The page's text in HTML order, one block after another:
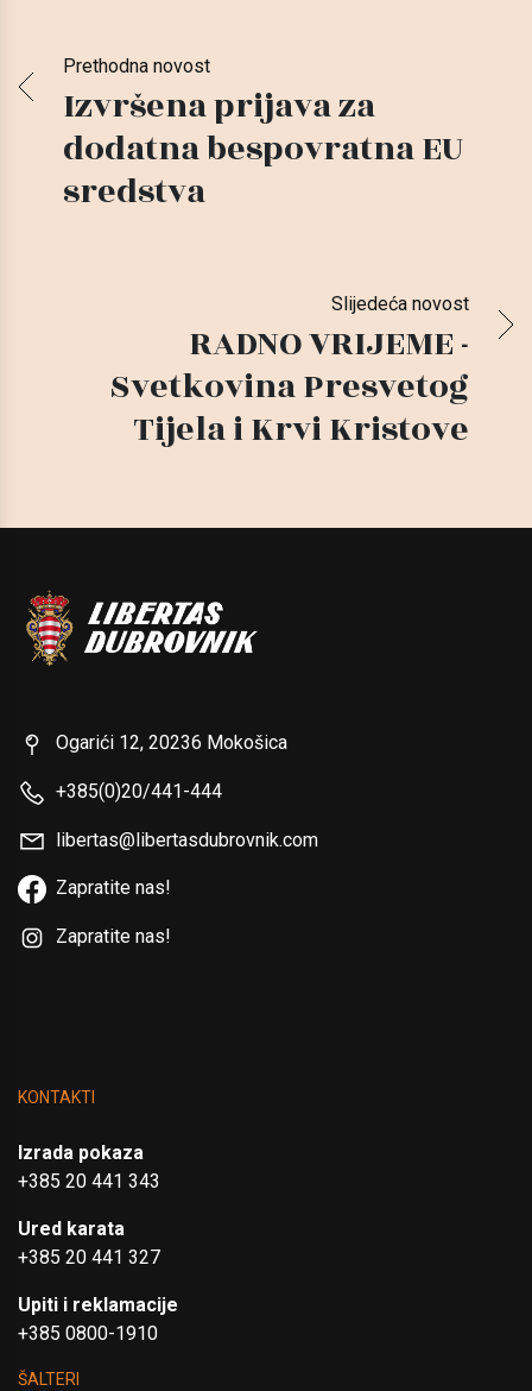
Prethodna novost
Izvršena prijava za
dodatna bespovratna EU
sredstva
Slijedeća novost
RADNO VRIJEME -
Svetkovina Presvetog
Tijela i Krvi Kristove
Ogarići 12, 20236 Mokošica
+385(0)20/441-444
libertas@libertasdubrovnik.com
Zapratite nas!
Zapratite nas!
KONTAKTI
Izrada pokaza
+385 20 441 343
Ured karata
+385 20 441 327
Upiti i reklamacije
+385 0800-1910
ŠALTERI